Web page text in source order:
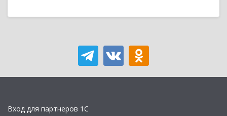
Вход для партнеров 1С